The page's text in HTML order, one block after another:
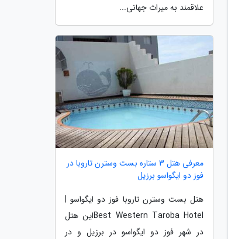
علاقمند به میراث جهانی...
معرفی هتل 3 ستاره بست وسترن تاروبا در
فوز دو ایگواسو برزیل
هتل بست وسترن تاروبا فوز دو ایگواسو |
Best Western Taroba Hotelاین هتل
در شهر فوز دو ایگواسو در برزیل و در